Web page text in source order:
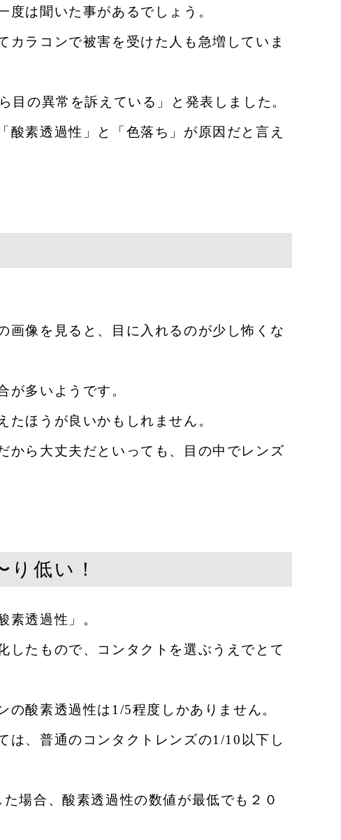
は聞いた事があるでしょう。
カラコンで被害を受けた人も急増していま
の異常を訴えている」と発表しました。
素透過性」と「色落ち」が原因だと言え
画像を見ると、目に入れるのが少し怖くな
が多いようです。
ほうが良いかもしれません。
ら大丈夫だといっても、 目の中でレンズ
低い！
素透過性」。
したもので、コンタクトを選ぶうえでとて
酸素透過性は1/5程度しかありません。
は、普通のコンタクトレンズの1/10以下し
場合、酸素透過性の数値が最低でも２０